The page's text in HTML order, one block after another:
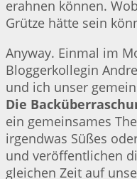
erahnen können.
Grütze hätte sein
Anyway. Einmal im
Bloggerkollegin
und ich unser
Die
ein gemeinsames
irgendwas Süßes
und veröffentlichen
gleichen Zeit auf